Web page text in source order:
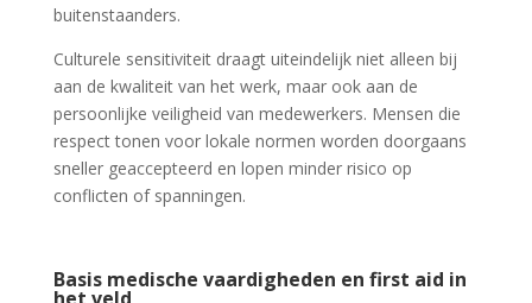
buitenstaanders.
Culturele sensitiviteit draagt uiteindelijk niet alleen bij
aan de kwaliteit van het werk, maar ook aan de
persoonlijke veiligheid van medewerkers. Mensen die
respect tonen voor lokale normen worden doorgaans
sneller geaccepteerd en lopen minder risico op
conflicten of spanningen.
Basis medische vaardigheden en first aid in